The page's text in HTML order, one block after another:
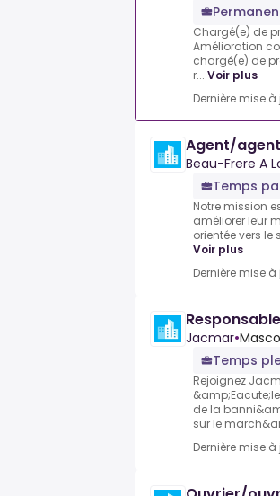
Chargé(e) de
Amélioration
chargé(e) de
r... Voir plus
Dernière mise à
Agent/
Beau-Frere A
Temps
Notre mission
améliorer leur
orientée vers le
Voir plus
Dernière mise
Jacmar•
Temps
Rejoignez
de la
sur le
Dernière mise